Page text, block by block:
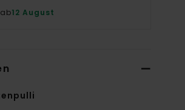
12 August